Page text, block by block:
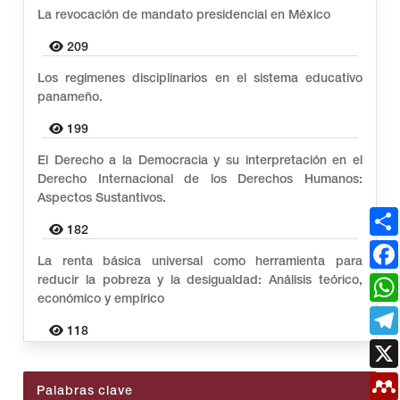
La revocación de mandato presidencial en México
209
Los regímenes disciplinarios en el sistema educativo
panameño.
199
El Derecho a la Democracia y su interpretación en el
Derecho Internacional de los Derechos Humanos:
Aspectos Sustantivos.
182
La renta básica universal como herramienta para
reducir la pobreza y la desigualdad: Análisis teórico,
económico y empírico
118
Palabras clave